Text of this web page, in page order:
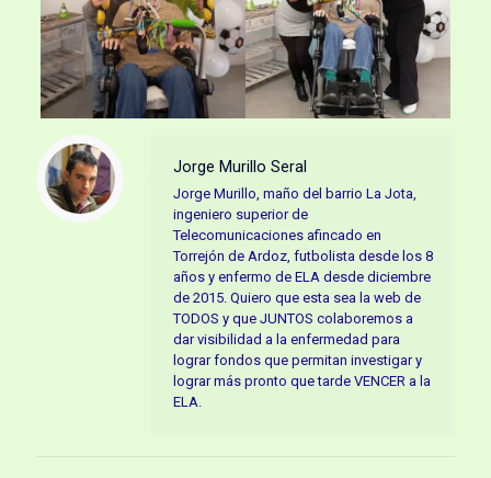
Jorge Murillo Seral
Jorge Murillo, maño del barrio La Jota,
ingeniero superior de
Telecomunicaciones afincado en
Torrejón de Ardoz, futbolista desde los 8
años y enfermo de ELA desde diciembre
de 2015. Quiero que esta sea la web de
TODOS y que JUNTOS colaboremos a
dar visibilidad a la enfermedad para
lograr fondos que permitan investigar y
lograr más pronto que tarde VENCER a la
ELA.